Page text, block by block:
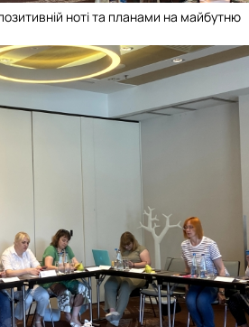
ноті та планами на майбутню